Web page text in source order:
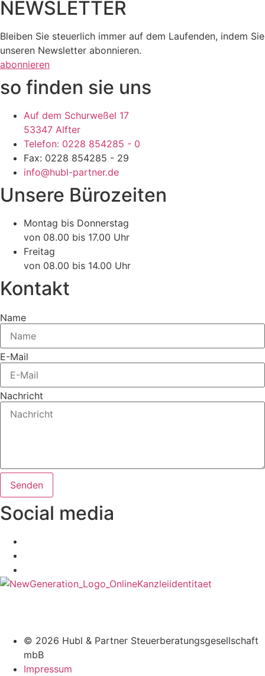
NEWSLETTER
Bleiben Sie steuerlich immer auf dem Laufenden, indem Sie
unseren Newsletter abonnieren.
abonnieren
so finden sie uns
Auf dem Schurweßel 17
53347 Alfter
Telefon: 0228 854285 - 0
Fax: 0228 854285 - 29
info@hubl-partner.de
Unsere Bürozeiten
Montag bis Donnerstag
von 08.00 bis 17.00 Uhr
Freitag
von 08.00 bis 14.00 Uhr
Kontakt
Name
E-Mail
Nachricht
Senden
Social media
© 2026 Hubl & Partner Steuerberatungsgesellschaft
mbB
Impressum